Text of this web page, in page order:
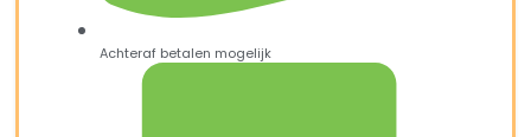
Achteraf betalen mogelijk